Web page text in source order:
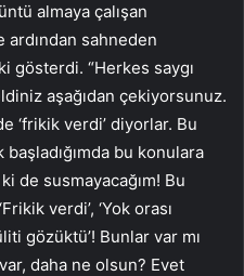
almaya çalışan
ardından sahneden
gösterdi. “Herkes saygı
aşağıdan çekiyorsunuz.
‘frikik verdi’ diyorlar. Bu
bu konulara
de susmayacağım! Bu
verdi’, ‘Yok orası
gözüktü’! Bunlar var mı
daha ne olsun? Evet